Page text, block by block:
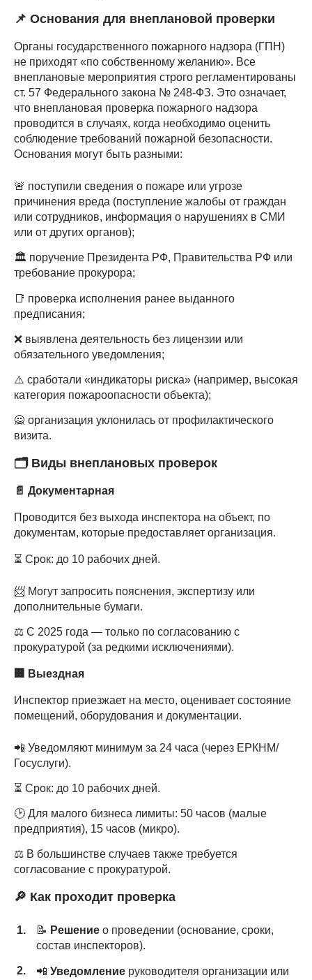
📌 Основания для внеплановой проверки
Органы государственного пожарного надзора (ГПН)
не приходят «по собственному желанию». Все
внеплановые мероприятия строго регламентированы
ст. 57 Федерального закона № 248-ФЗ. Это означает,
что внеплановая проверка пожарного надзора
проводится в случаях, когда необходимо оценить
соблюдение требований пожарной безопасности.
Основания могут быть разными:
🚨 поступили сведения о пожаре или угрозе
причинения вреда (поступление жалобы от граждан
или сотрудников, информация о нарушениях в СМИ
или от других органов);
🏛 поручение Президента РФ, Правительства РФ или
требование прокурора;
📑 проверка исполнения ранее выданного
предписания;
❌ выявлена деятельность без лицензии или
обязательного уведомления;
⚠️ сработали «индикаторы риска» (например, высокая
категория пожароопасности объекта);
🙅 организация уклонилась от профилактического
визита.
🗂Виды внеплановых проверок
📄 Документарная
Проводится без выхода инспектора на объект, по
документам, которые предоставляет организация.
⏳ Срок: до 10 рабочих дней.
📨 Могут запросить пояснения, экспертизу или
дополнительные бумаги.
⚖️ С 2025 года — только по согласованию с
прокуратурой (за редкими исключениями).
🏢 Выездная
Инспектор приезжает на место, оценивает состояние
помещений, оборудования и документации.
📲 Уведомляют минимум за 24 часа (через ЕРКНМ/
Госуслуги).
⏳ Срок: до 10 рабочих дней.
🕑 Для малого бизнеса лимиты: 50 часов (малые
предприятия), 15 часов (микро).
⚖️ В большинстве случаев также требуется
согласование с прокуратурой.
🔎 Как проходит проверка
📝 Решение о проведении (основание, сроки,
состав инспекторов).
📲 Уведомление руководителя организации или